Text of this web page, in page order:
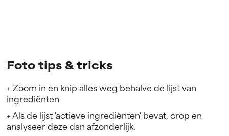
Foto tips & tricks
+ Zoom in en knip alles weg behalve de lijst van
ingrediënten
+ Als de lijst 'actieve ingrediënten' bevat, crop en
analyseer deze dan afzonderlijk.